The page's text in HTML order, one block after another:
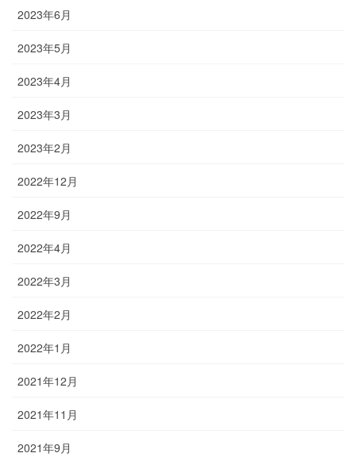
2023年6月
2023年5月
2023年4月
2023年3月
2023年2月
2022年12月
2022年9月
2022年4月
2022年3月
2022年2月
2022年1月
2021年12月
2021年11月
2021年9月